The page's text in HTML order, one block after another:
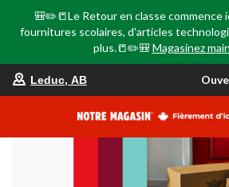
🎒✏️📒Le Retour en classe commence
fournitures scolaires, d'articles
plus.📒✏️🎒 Magasinez
votre
est
AB,
Ouvert,
Leduc, AB